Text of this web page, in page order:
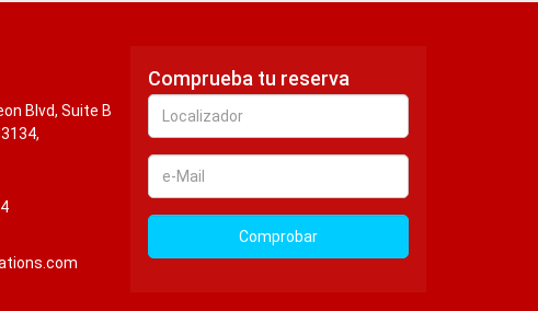
Blvd, Suite B
Comprueba tu reserva
Localizador
e-
Mail
Comprobar